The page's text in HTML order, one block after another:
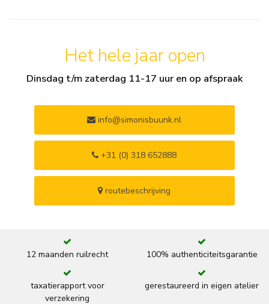
Het hele jaar open
Dinsdag t/m zaterdag 11-17 uur en op afspraak
info@simonisbuunk.nl
+31 (0) 318 652888
routebeschrijving
12 maanden ruilrecht 100% authenticiteitsgarantie
taxatierapport voor
verzekering
gerestaureerd in eigen atelier